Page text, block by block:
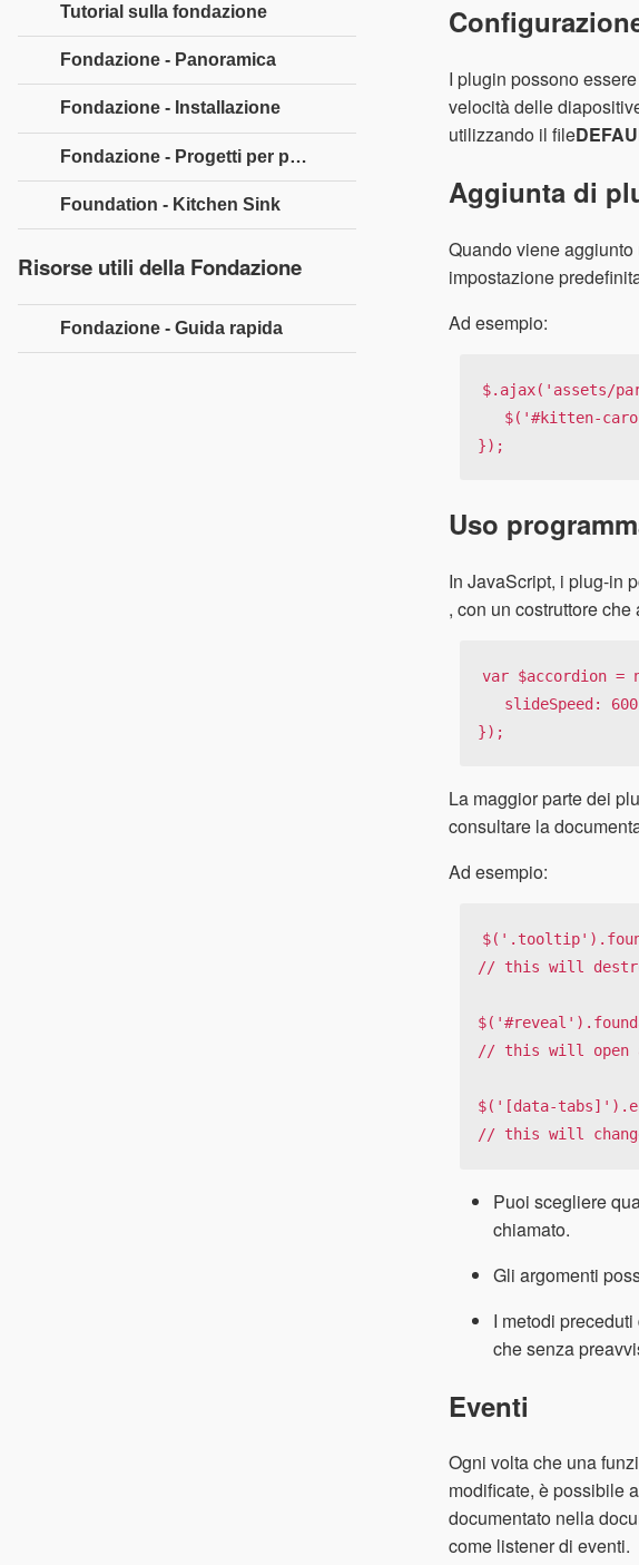
I plugin possono
velocità delle
utilizzando il file
Aggiunta di
Quando viene
impostazione
Ad esempio:
$.ajax('assets/
});
Uso
In JavaScript, i plug-in
, con un costruttore
var $accordion =
});
La maggior parte dei
consultare la
Ad esempio:
// this will
// this will open
$('[data-
// this will
Puoi scegliere
chiamato.
Gli argomenti
I metodi
che senza
Eventi
Ogni volta che una
modificate, è possibile
documentato nella
come listener di eventi.
Tutorial sulla fondazione
Fondazione - Panoramica
Fondazione - Installazione
Fondazione - Progetti per principianti
Foundation - Kitchen Sink
Risorse utili della Fondazione
Fondazione - Guida rapida